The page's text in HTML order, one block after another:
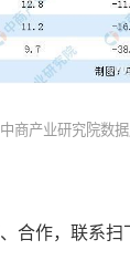
商产业研究院数
合作，联系扫